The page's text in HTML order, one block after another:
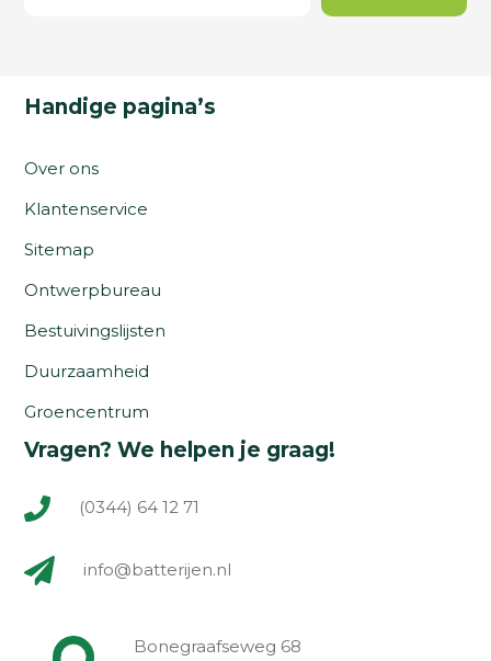
Handige pagina’s
Over ons
Klantenservice
Sitemap
Ontwerpbureau
Bestuivingslijsten
Duurzaamheid
Groencentrum
Vragen? We helpen je graag!
(0344) 64 12 71
info@batterijen.nl
Bonegraafseweg 68